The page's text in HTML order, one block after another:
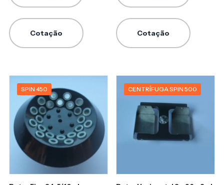
Cotação Cotação
SPIN 450 CENTRÍFUGA SPIN 500